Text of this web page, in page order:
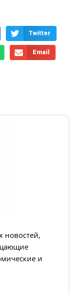
Twitter
Email
новостей,
и